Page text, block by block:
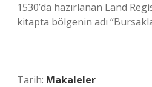
1530’da hazırlanan Land
kitapta bölgenin adı
Tarih: Makaleler